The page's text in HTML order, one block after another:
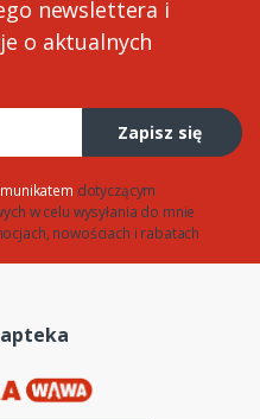
newslettera i
o aktualnych
Zapisz się
dotyczącym
w celu wysyłania do mnie
nowościach i rabatach